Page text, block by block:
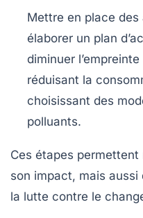
Mettre en place
élaborer un plan
diminuer
réduisant la
choisissant des
polluants.
Ces étapes
son impact, mais
la lutte contre le